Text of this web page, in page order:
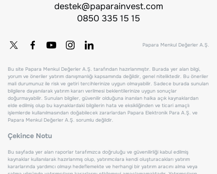
destek@paparainvest.com
0850 335 15 15
Papara Menkul Değerler A.Ş.
Bu site Papara Menkul Değerler A.Ş. tarafından hazırlanmıştır. Burada yer alan bilgi,
yorum ve öneriler yatırım danışmanlığı kapsamında değildir, genel niteliktedir. Bu öneriler
mali durumunuz ile risk ve getiri tercihlerinize uygun olmayabilir. Sadece burada sunulan
bilgilere dayanılarak yatırım kararı verilmesi beklentilerinize uygun sonuçlar
doğurmayabilir. Sunulan bilgiler, güvenilir olduğuna inanılan halka açık kaynaklardan
elde edilmiş olup bu kaynaklardaki bilgilerin hata ve eksikliğinden ve ticari amaçlı
işlemlerde kullanılmasından doğabilecek zararlardan Papara Elektronik Para A.Ş. ve
Papara Menkul Değerler A.Ş. sorumlu değildir.
Çekince Notu
Bu sayfada yer alan raporlar tarafımızca doğruluğu ve güvenilirliği kabul edilmiş
kaynaklar kullanılarak hazırlanmış olup, yatırımcılara kendi oluşturacakları yatırım
kararlarında yardımcı olmayı hedeflemekte ve herhangi bir yatırım aracını alma veya